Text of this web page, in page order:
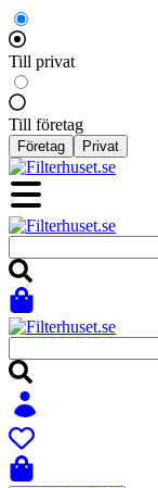
Till privat
Till företag
Företag Privat